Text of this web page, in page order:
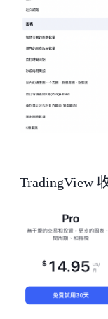
TradingView